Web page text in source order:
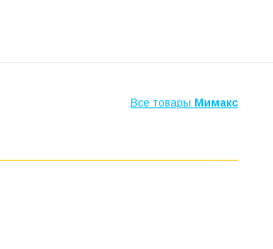
Все товары Мимакс